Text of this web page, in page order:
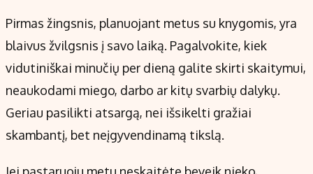
Pirmas žingsnis, planuojant metus su knygomis, yra
blaivus žvilgsnis į savo laiką. Pagalvokite, kiek
vidutiniškai minučių per dieną galite skirti skaitymui,
neaukodami miego, darbo ar kitų svarbių dalykų.
Geriau pasilikti atsargą, nei išsikelti gražiai
skambantį, bet neįgyvendinamą tikslą.